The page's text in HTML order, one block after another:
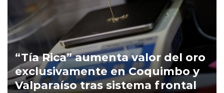
“Tía Rica” aumenta valor del oro
exclusivamente en Coquimbo y
Valparaíso tras sistema frontal